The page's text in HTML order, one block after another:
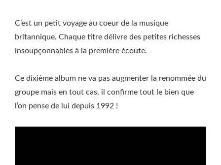
C’est un petit voyage au coeur de la musique
britannique. Chaque titre délivre des petites richesses
insoupçonnables à la première écoute.
Ce dixième album ne va pas augmenter la renommée du
groupe mais en tout cas, il confirme tout le bien que
l’on pense de lui depuis 1992 !